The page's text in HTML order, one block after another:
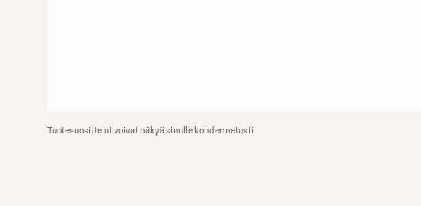
Tuotesuosittelut voivat näkyä sinulle kohdennetusti